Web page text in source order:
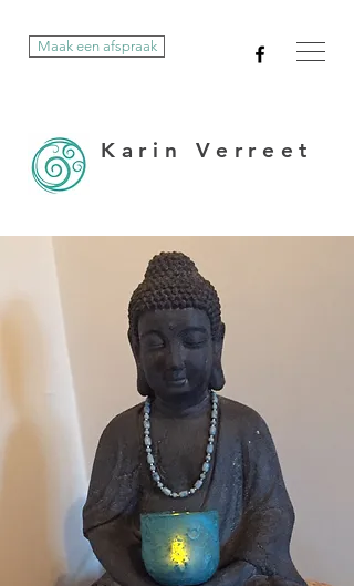
Maak een afspraak
Karin Verreet